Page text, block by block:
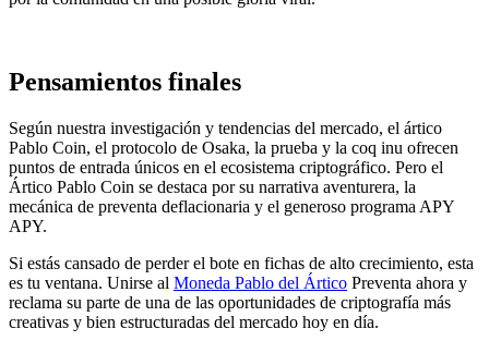
Pensamientos finales
Según nuestra investigación y tendencias del mercado, el ártico
Pablo Coin, el protocolo de Osaka, la prueba y la coq inu ofrecen
puntos de entrada únicos en el ecosistema criptográfico. Pero el
Ártico Pablo Coin se destaca por su narrativa aventurera, la
mecánica de preventa deflacionaria y el generoso programa APY
APY.
Si estás cansado de perder el bote en fichas de alto crecimiento, esta
es tu ventana. Unirse al Moneda Pablo del Ártico Preventa ahora y
reclama su parte de una de las oportunidades de criptografía más
creativas y bien estructuradas del mercado hoy en día.